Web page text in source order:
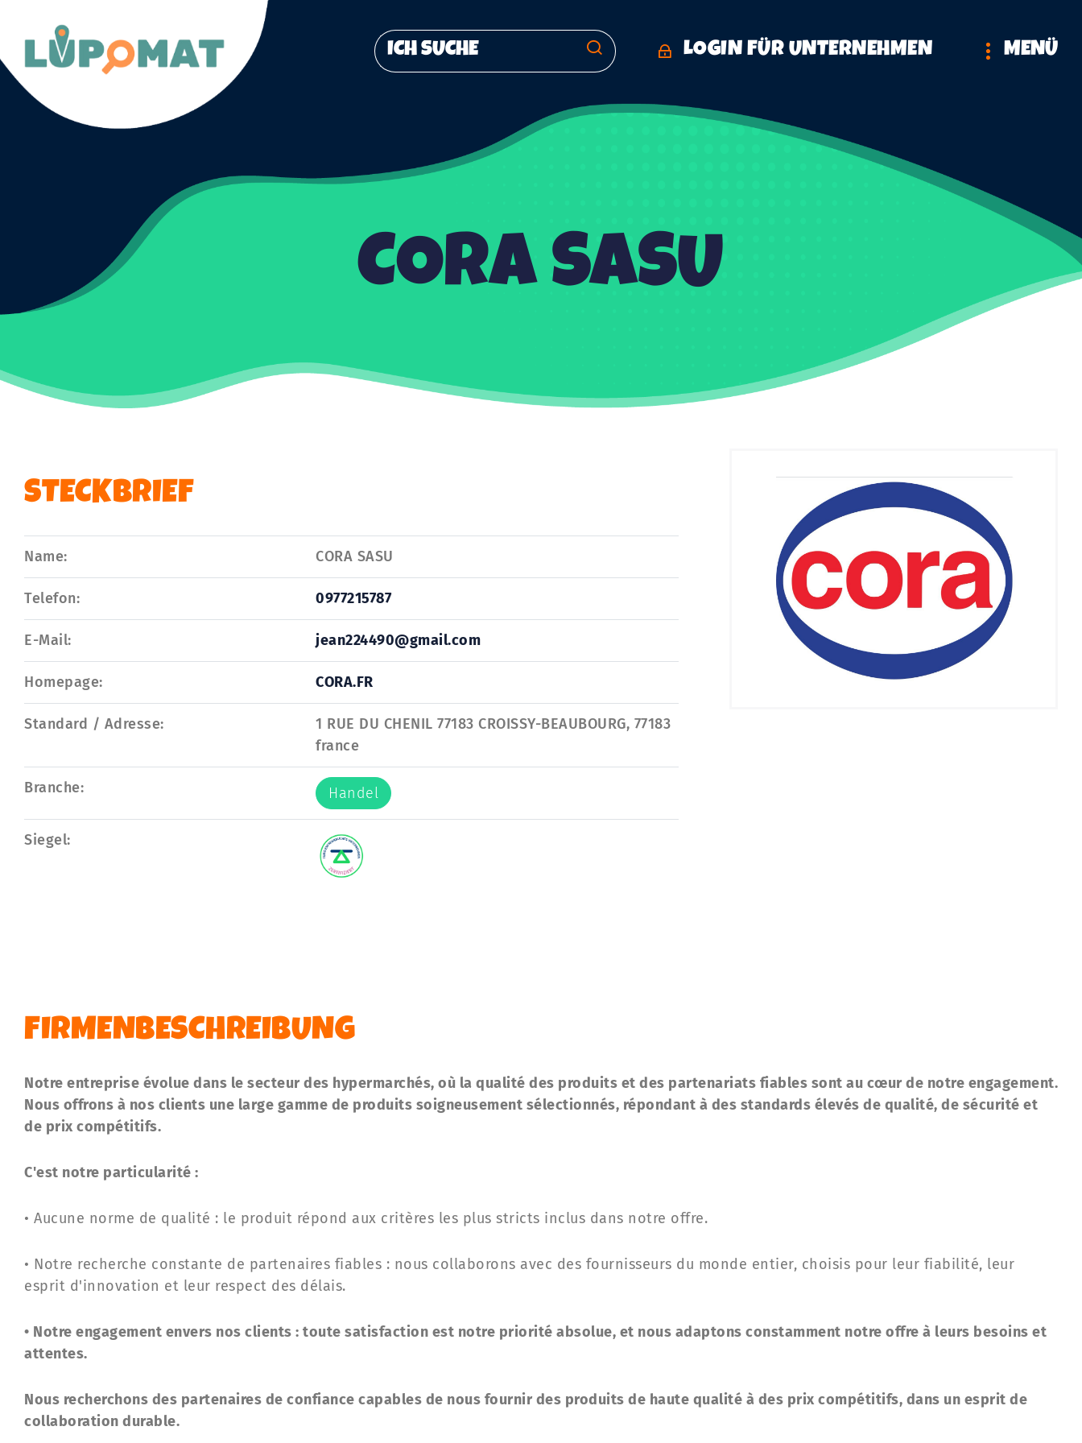
LOGIN FÜR UNTERNEHMEN MENÜ
CORA SASU
STECKBRIEF
Name: CORA SASU
Telefon: 0977215787
E-Mail: jean224490@gmail.com
Homepage: CORA.FR
Standard / Adresse:
1 RUE DU CHENIL 77183 CROISSY-BEAUBOURG, 77183
france
Branche: Handel
Siegel:
FIRMENBESCHREIBUNG
Notre entreprise évolue dans le secteur des hypermarchés, où la qualité des produits et des partenariats fiables sont au cœur de notre engagement.
Nous offrons à nos clients une large gamme de produits soigneusement sélectionnés, répondant à des standards élevés de qualité, de sécurité et
de prix compétitifs.
C'est notre particularité :
• Aucune norme de qualité : le produit répond aux critères les plus stricts inclus dans notre offre.
• Notre recherche constante de partenaires fiables : nous collaborons avec des fournisseurs du monde entier, choisis pour leur fiabilité, leur
esprit d'innovation et leur respect des délais.
• Notre engagement envers nos clients : toute satisfaction est notre priorité absolue, et nous adaptons constamment notre offre à leurs besoins et
attentes.
Nous recherchons des partenaires de confiance capables de nous fournir des produits de haute qualité à des prix compétitifs, dans un esprit de
collaboration durable.